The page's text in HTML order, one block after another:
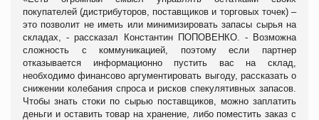
покупателей (дистрибуторов, поставщиков и торговых точек) –
это позволит не иметь или минимизировать запасы сырья на
складах, - рассказал Константин ПОПОВЕНКО. - Возможна
сложность с коммуникацией, поэтому если партнер
отказывается информационно пустить вас на склад,
необходимо финансово аргументировать выгоду, рассказать о
снижении колебания спроса и рисков спекулятивных запасов.
Чтобы знать стоки по сырью поставщиков, можно заплатить
деньги и оставить товар на хранение, либо поместить заказ с